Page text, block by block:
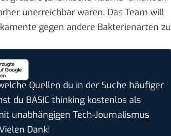
unerreichbar waren. Das Team will
gegen andere Bakterienarten zu
Quellen du in der Suche häufiger
du BASIC thinking kostenlos als
unabhängigen Tech-Journalismus
Dank!